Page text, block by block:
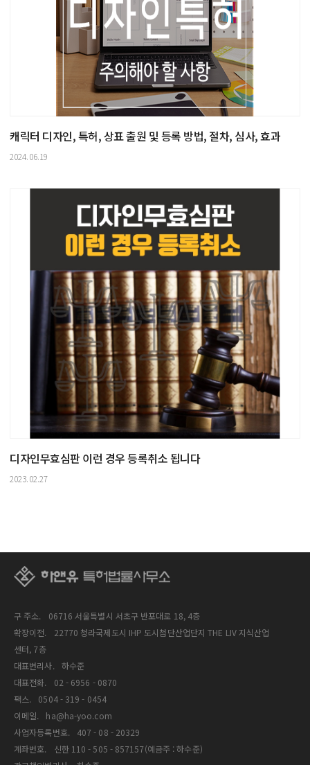
캐릭터 디자인, 특허, 상표 출원 및 등록 방법, 절차, 심사, 효과
2024.06.19
디자인무효심판 이런 경우 등록취소 됩니다
2023.02.27
구 주소.
06716 서울특별시 서초구 반포대로 18, 4층
확장이전.
22770 청라국제도시 IHP 도시첨단산업단지 THE LIV 지식산업
센터, 7층
대표변리사.
하수준
대표전화.
02 - 6956 - 0870
팩스.
0504 - 319 - 0454
이메일.
ha@ha-yoo.com
사업자등록번호.
407 - 08 - 20329
계좌번호.
신한 110 - 505 - 857157(예금주 : 하수준)